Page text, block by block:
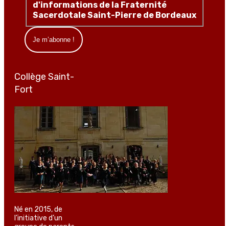
d'informations de la Fraternité
Sacerdotale Saint-Pierre de Bordeaux
Collège Saint-
Fort
Né en 2015, de
l’initiative d’un